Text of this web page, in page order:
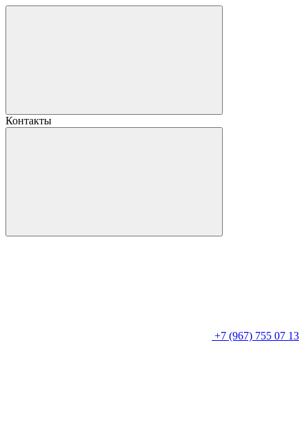
Контакты
+7 (967) 755 07 13